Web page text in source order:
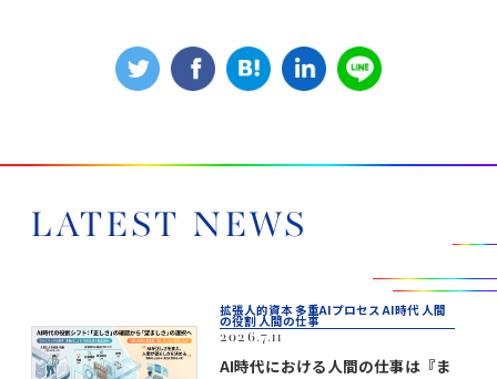
LATEST NEWS
拡張人的資本 多重AIプロセス AI時代 人間
の役割 人間の仕事
2026.7.11
AI時代における人間の仕事は『ま